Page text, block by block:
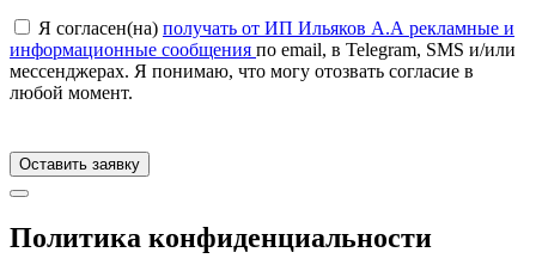
Я согласен(на) получать от ИП Ильяков А.А рекламные и
информационные сообщения по email, в Telegram, SMS и/или
мессенджерах. Я понимаю, что могу отозвать согласие в
любой момент.
Оставить заявку
Политика конфиденциальности